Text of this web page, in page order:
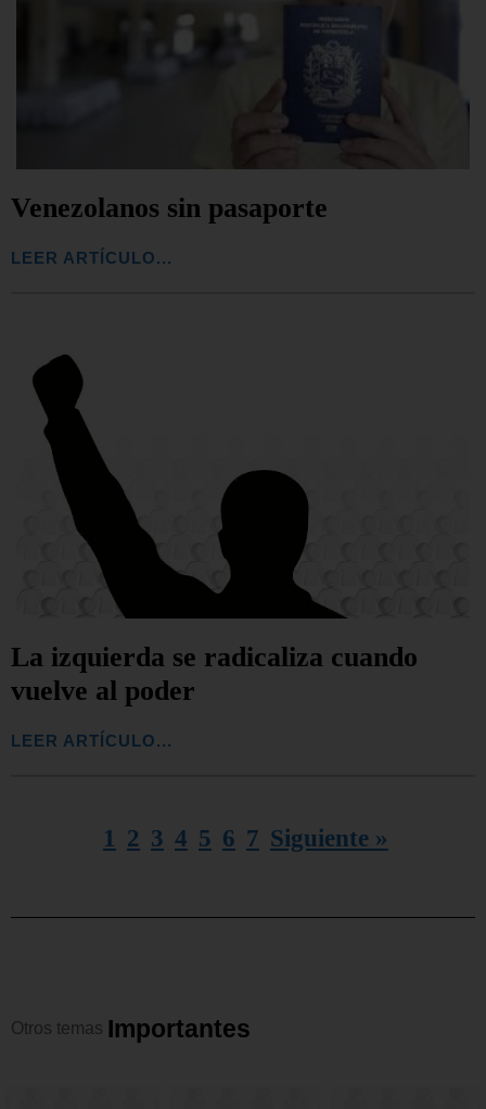
Venezolanos sin pasaporte
LEER ARTÍCULO...
La izquierda se radicaliza cuando
vuelve al poder
LEER ARTÍCULO...
1 2 3 4 5 6 7 Siguiente »
Otros temas Importantes